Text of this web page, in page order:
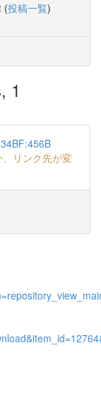
(投稿一覧)
1
リンク先が変